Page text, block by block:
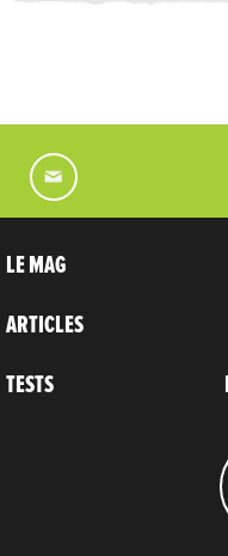
LE MAG
ARTICLES
TESTS